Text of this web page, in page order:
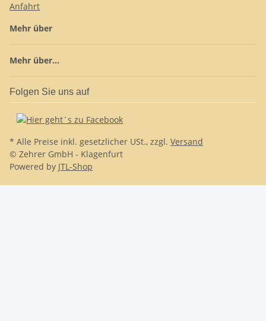
Anfahrt
Mehr über
Mehr über...
Folgen Sie uns auf
* Alle Preise inkl. gesetzlicher USt., zzgl. Versand
© Zehrer GmbH - Klagenfurt
Powered by JTL-Shop